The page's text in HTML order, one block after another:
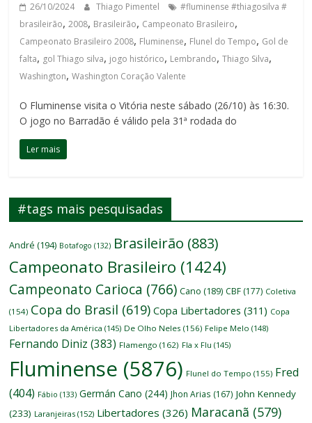
26/10/2024 Thiago Pimentel
#fluminense #thiagosilva #
brasileirão,2008, Brasileirão, Campeonato Brasileiro,
Campeonato Brasileiro 2008, Fluminense, Flunel do Tempo, Gol de
falta, gol Thiago silva, jogo histórico, Lembrando,Thiago Silva,
Washington,Washington Coração Valente
O Fluminense visita o Vitória neste sábado (26/10) às 16:30.
O jogo no Barradão é válido pela 31ª rodada do
Ler mais
#tags mais pesquisadas
André (194) Botafogo (132) Brasileirão (883)
Campeonato Brasileiro (1424)
Campeonato Carioca (766) Cano (189) CBF (177) Coletiva
(154) Copa do Brasil (619) Copa Libertadores (311) Copa
Libertadores da América (145) De Olho Neles (156) Felipe Melo (148)
Fernando Diniz (383) Flamengo (162) Fla x Flu (145)
Fluminense (5876) Flunel do Tempo (155) Fred
(404) Fábio (133) Germán Cano (244) Jhon Arias (167) John Kennedy
(233) Laranjeiras (152) Libertadores (326) Maracanã (579)